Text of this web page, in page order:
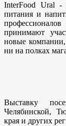
InterFood Ural -
питания и
принимают
новые
ни на полках
Выставку
Челябинской,
края и других